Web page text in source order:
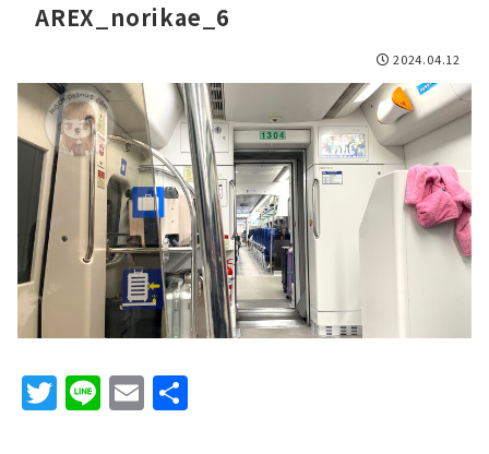
AREX_norikae_6
2024.04.12
T
w
Li
n
E
m